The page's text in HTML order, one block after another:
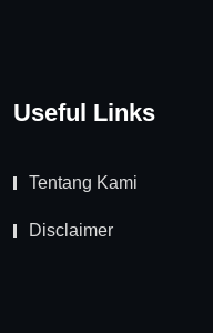
Useful Links
Tentang Kami
Disclaimer